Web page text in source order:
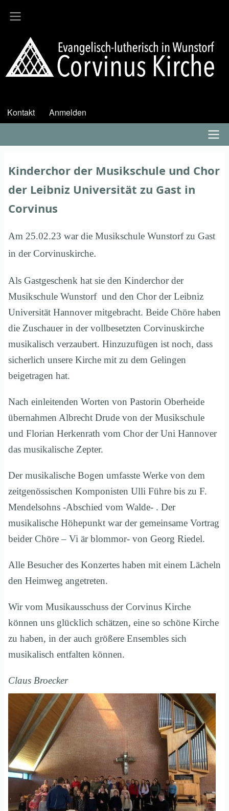
zum
User
Kontakt Anmelden
Kinderchor der Musikschule und Chor
der Leibniz Universität zu Gast in
Corvinus
Am 25.02.23 war die Musikschule Wunstorf zu Gast
in der Corvinuskirche.
Als Gastgeschenk hat sie den Kinderchor der
Musikschule Wunstorf und den Chor der Leibniz
Universität Hannover mitgebracht. Beide Chöre haben
die Zuschauer in der vollbesetzten Corvinuskirche
musikalisch verzaubert. Hinzuzufügen ist noch, dass
sicherlich unsere Kirche mit zu dem Gelingen
beigetragen hat.
Nach einleitenden Worten von Pastorin Oberheide
übernahmen Albrecht Drude von der Musikschule
und Florian Herkenrath vom Chor der Uni Hannover
das musikalische Zepter.
Der musikalische Bogen umfasste Werke von dem
zeitgenössischen Komponisten Ulli Führe bis zu F.
Mendelsohns -Abschied vom Walde- . Der
musikalische Höhepunkt war der gemeinsame Vortrag
beider Chöre – Vi är blommor- von Georg Riedel.
Alle Besucher des Konzertes haben mit einem Lächeln
den Heimweg angetreten.
Wir vom Musikausschuss der Corvinus Kirche
können uns glücklich schätzen, eine so schöne Kirche
zu haben, in der auch größere Ensembles sich
musikalisch entfalten können.
Claus Broecker